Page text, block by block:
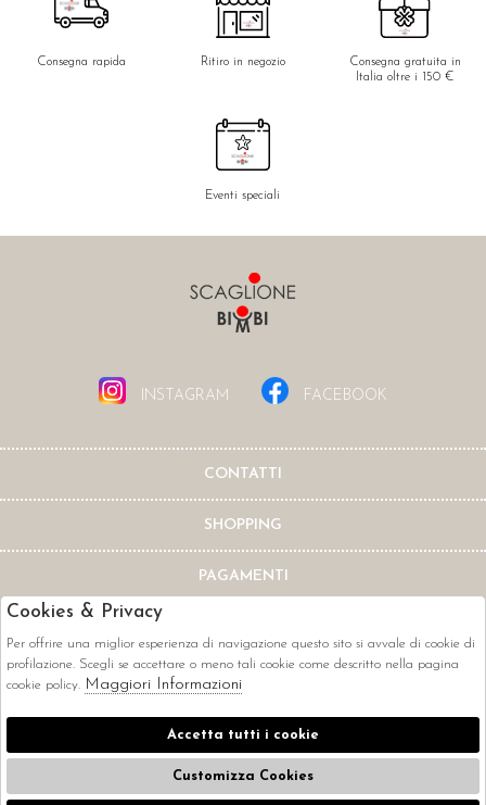
Consegna rapida Ritiro in negozio
Consegna gratuita in
Italia oltre i 150 €
Eventi speciali
INSTAGRAM FACEBOOK
CONTATTI
SHOPPING
PAGAMENTI
CORRIERI
Cookies & Privacy
Per offrire una miglior esperienza di navigazione questo sito si avvale di cookie di
profilazione. Scegli se accettare o meno tali cookie come descritto nella pagina
cookie policy. Maggiori Informazioni
Accetta tutti i cookie
Customizza Cookies